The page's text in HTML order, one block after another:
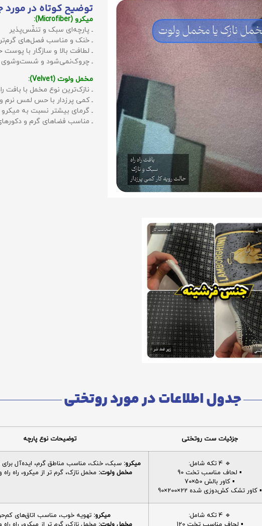
توضیح کوتاه در
میکرو (Microfiber):
ـ پارچه‌ای سبک و تنفّس‌پذیر
ـ خنک و مناسب فصل‌های گرم‌تر
ـ لطافت بالا و سازگار با
ـ چروک‌نمی‌شود و شست‌وشوی
مخمل ولوت (Velvet):
ـ نازک‌ترین نوع مخمل با بافت
ـ کمی پرزدار با حس لمس نرم
ـ گرمای بیشتر نسبت به میکرو
ـ مناسب فضاهای گرم و
جدول اطلاعات در مورد روتختی
جزئیات ست روتختی توضیحات نوع پارچه
🔹 4 تکه شامل:
▪️ لحاف مناسب تخت 90
▪️ کاور بالش 50×70
▪️ کاور تشک کش‌دوزی شده 22×200×90
میکرو: سبک، خنک، مناسب مناطق گرم، ایده‌آل
مخمل ولوت: مخمل نازک، گرم تر از میکرو، راه راه
🔹 4 تکه شامل:
میکرو: تهویه خوب، مناسب اتاق‌های